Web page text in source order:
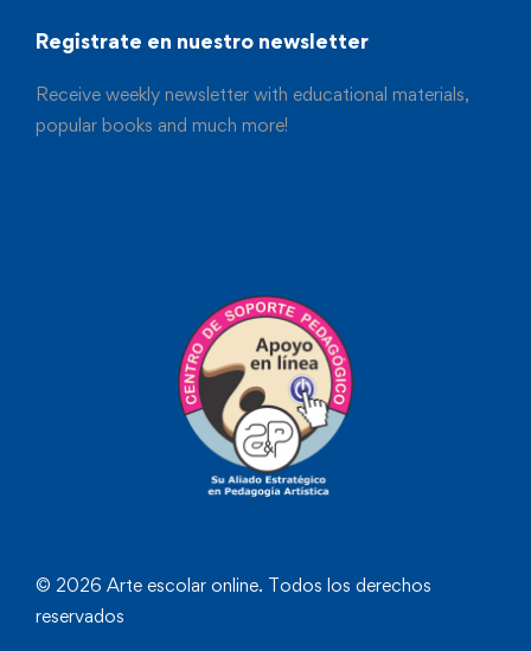
Registrate en nuestro newsletter
Receive weekly newsletter with educational materials,
popular books and much more!
© 2026 Arte escolar online. Todos los derechos
reservados